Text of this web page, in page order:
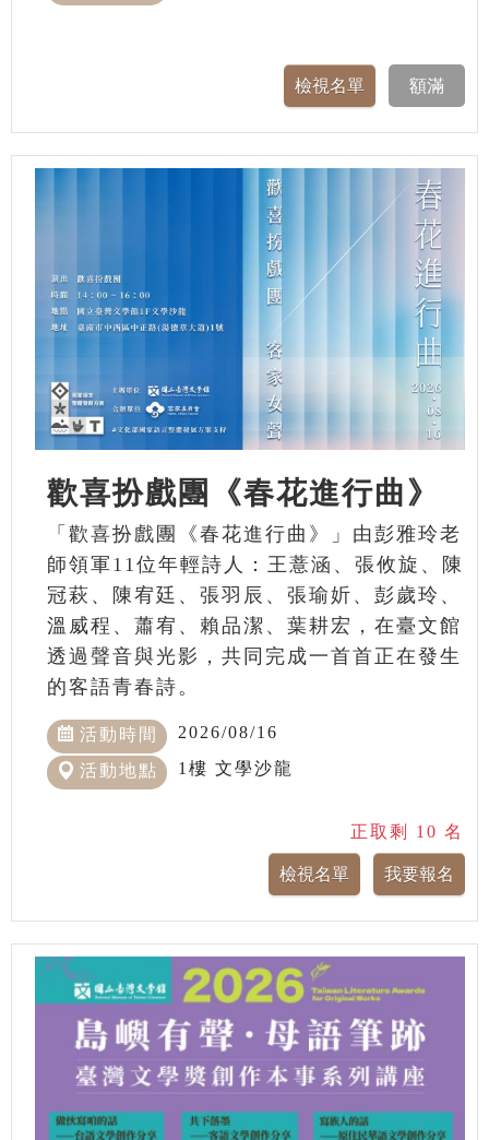
歡喜扮戲團《春花進行曲》
「歡喜扮戲團《春花進行曲》」由彭雅玲老
師領軍11位年輕詩人：王薏涵、張攸旋、陳
冠萩、陳宥廷、張羽辰、張瑜妡、彭歲玲、
溫威程、蕭宥、賴品潔、葉耕宏，在臺文館
透過聲音與光影，共同完成一首首正在發生
的客語青春詩。
活動時間 2026/08/16
活動地點 1樓 文學沙龍
正取剩 10 名